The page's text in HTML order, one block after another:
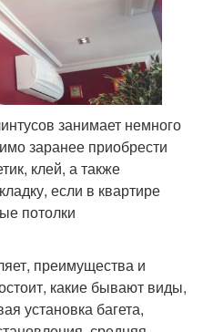
занимает немного
заранее приобрести
клей, а также
если в квартире
потолки
преимущества и
какие бывают виды,
установка багета,